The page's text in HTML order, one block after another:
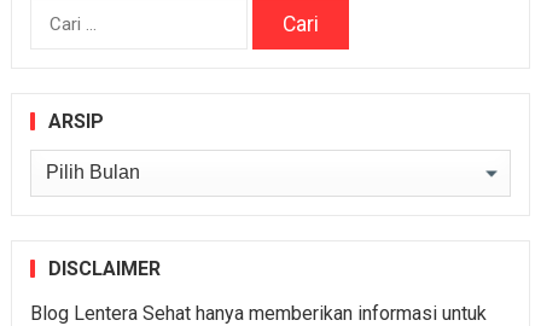
Cari
ARSIP
Arsip
DISCLAIMER
Blog Lentera Sehat hanya memberikan informasi untuk